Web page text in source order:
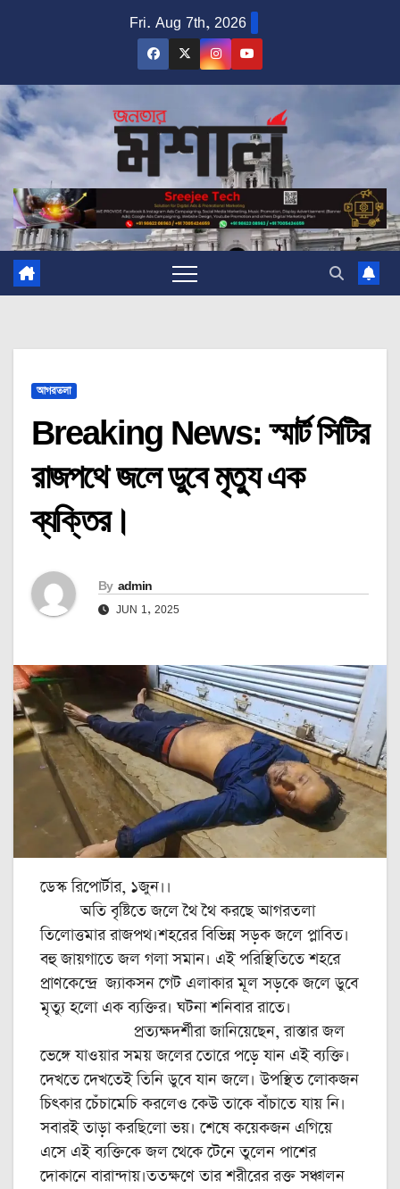
Fri. Aug 7th, 2026
আগরতলা
Breaking News: স্মার্ট সিটির
রাজপথে জলে ডুবে মৃত্যু এক
ব্যক্তির।
By admin
JUN 1, 2025
ডেস্ক রিপোর্টার, ১জুন।।
অতি বৃষ্টিতে জলে থৈ থৈ করছে আগরতলা
তিলোত্তমার রাজপথ।শহরের বিভিন্ন সড়ক জলে প্লাবিত।
বহু জায়গাতে জল গলা সমান। এই পরিস্থিতিতে শহরে
প্রাণকেন্দ্রে জ্যাকসন গেট এলাকার মূল সড়কে জলে ডুবে
মৃত্যু হলো এক ব্যক্তির। ঘটনা শনিবার রাতে।
প্রত্যক্ষদর্শীরা জানিয়েছেন, রাস্তার জল
ভেঙ্গে যাওয়ার সময় জলের তোরে পড়ে যান এই ব্যক্তি।
দেখতে দেখতেই তিনি ডুবে যান জলে। উপস্থিত লোকজন
চিৎকার চেঁচামেচি করলেও কেউ তাকে বাঁচাতে যায় নি।
সবারই তাড়া করছিলো ভয়। শেষে কয়েকজন এগিয়ে
এসে এই ব্যক্তিকে জল থেকে টেনে তুলেন পাশের
দোকানে বারান্দায়।ততক্ষণে তার শরীরের রক্ত সঞ্চালন